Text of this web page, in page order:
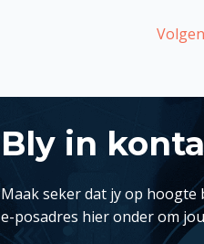
Bly in
Maak seker dat jy op
e-posadres hier onder om